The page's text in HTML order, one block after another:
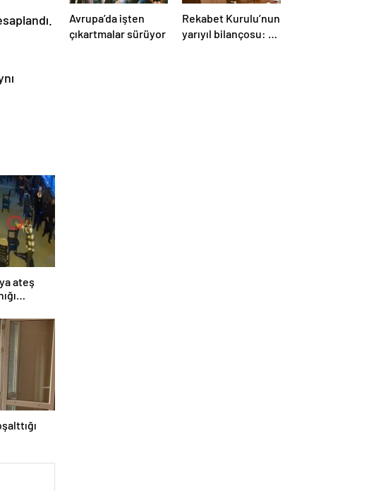
ateş
Avrupa’da işten
çıkartmalar sürüyor
Rekabet Kurulu’nun
yarıyıl bilançosu: 6